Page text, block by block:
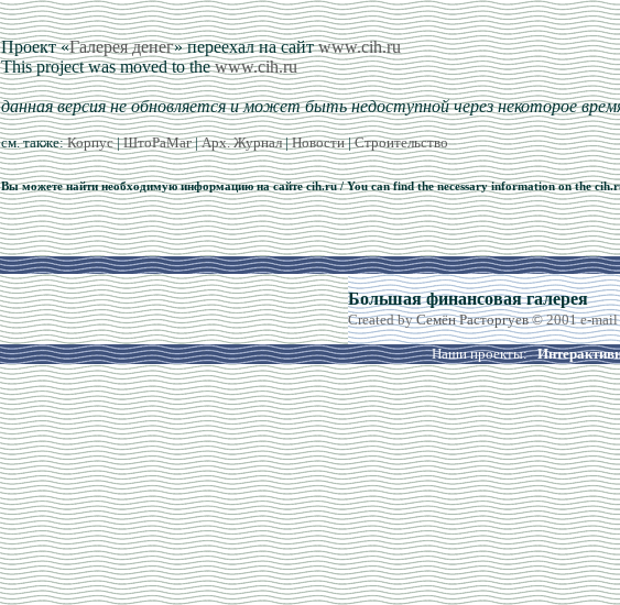
Проект «Галерея денег» переехал на сайтwww.cih.ru
This project was moved to thewww.cih.ru
данная версия не обновляется и может быть недоступной через некоторое
см. также:Корпус|ШтоРаМаг|Арх. Журнал|Новости|Строительство
Вы можете найти необходимую информацию на сайте cih.ru / You can find the necessary information on the
Большая финансовая галерея
Created byСемён Расторгуев© 2001 e-mail
Наши проекты: